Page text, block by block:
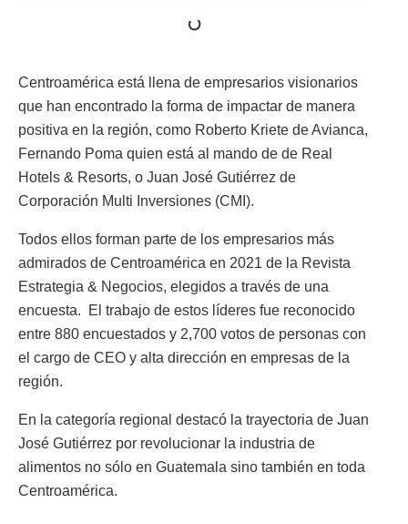
Centroamérica está llena de empresarios visionarios
que han encontrado la forma de impactar de manera
positiva en la región, como Roberto Kriete de Avianca,
Fernando Poma quien está al mando de de Real
Hotels & Resorts, o Juan José Gutiérrez de
Corporación Multi Inversiones (CMI).
Todos ellos forman parte de los empresarios más
admirados de Centroamérica en 2021 de la Revista
Estrategia & Negocios, elegidos a través de una
encuesta. El trabajo de estos líderes fue reconocido
entre 880 encuestados y 2,700 votos de personas con
el cargo de CEO y alta dirección en empresas de la
región.
En la categoría regional destacó la trayectoria de Juan
José Gutiérrez por revolucionar la industria de
alimentos no sólo en Guatemala sino también en toda
Centroamérica.